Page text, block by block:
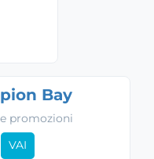
Bay
promozioni
VAI